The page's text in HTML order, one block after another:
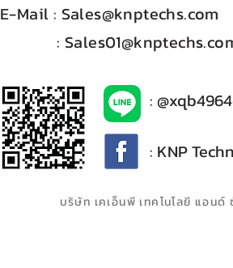
E-Mail :​ Sales@knptechs.com
:
: KNP
:
บริษัท เคเอ็นพี เทคโนโลยี แอน